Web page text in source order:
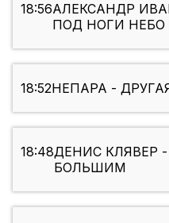
18:56АЛЕКСАНДР
ПОД НОГИ НЕБO
18:52НЕПАРА -
18:48ДЕНИС КЛЯВЕР
БОЛЬШИМ